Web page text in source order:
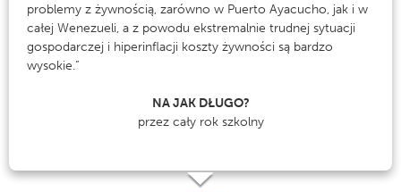
problemy z żywnością, zarówno w Puerto Ayacucho, jak i w
całej Wenezueli, a z powodu ekstremalnie trudnej sytuacji
gospodarczej i hiperinflacji koszty żywności są bardzo
wysokie.”
NA JAK DŁUGO?
przez cały rok szkolny